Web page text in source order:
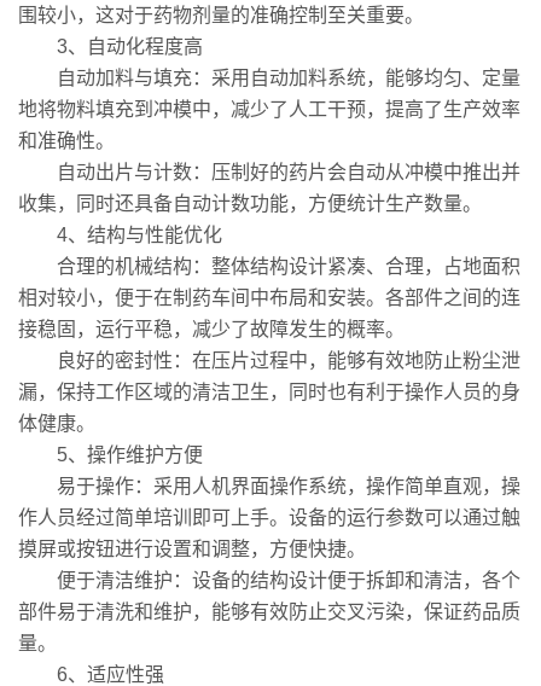
围较小，这对于药物剂量的准确控制至关重要。
3、自动化程度高
自动加料与填充：采用自动加料系统，能够均匀、定量
地将物料填充到冲模中，减少了人工干预，提高了生产效率
和准确性。
自动出片与计数：压制好的药片会自动从冲模中推出并
收集，同时还具备自动计数功能，方便统计生产数量。
4、结构与性能优化
合理的机械结构：整体结构设计紧凑、合理，占地面积
相对较小，便于在制药车间中布局和安装。各部件之间的连
接稳固，运行平稳，减少了故障发生的概率。
良好的密封性：在压片过程中，能够有效地防止粉尘泄
漏，保持工作区域的清洁卫生，同时也有利于操作人员的身
体健康。
5、操作维护方便
易于操作：采用人机界面操作系统，操作简单直观，操
作人员经过简单培训即可上手。设备的运行参数可以通过触
摸屏或按钮进行设置和调整，方便快捷。
便于清洁维护：设备的结构设计便于拆卸和清洁，各个
部件易于清洗和维护，能够有效防止交叉污染，保证药品质
量。
6、适应性强